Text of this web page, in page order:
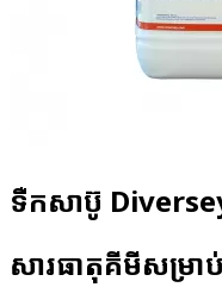
ទឺកសាប៊ូ
សារធាតុគីមី​សម្រា